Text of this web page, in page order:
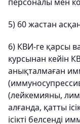
5) 60 жастан
6) КВИ-ге қарсы
курсынан кейін
анықталмаған
(лейкемияны,
алғанда, қатты
ісікті белсенді